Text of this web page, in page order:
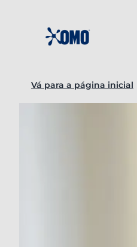
Vá para a página inicial